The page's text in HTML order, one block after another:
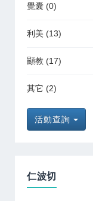
覺囊 (0)
利美 (13)
顯教 (17)
其它 (2)
活動查詢
仁波切